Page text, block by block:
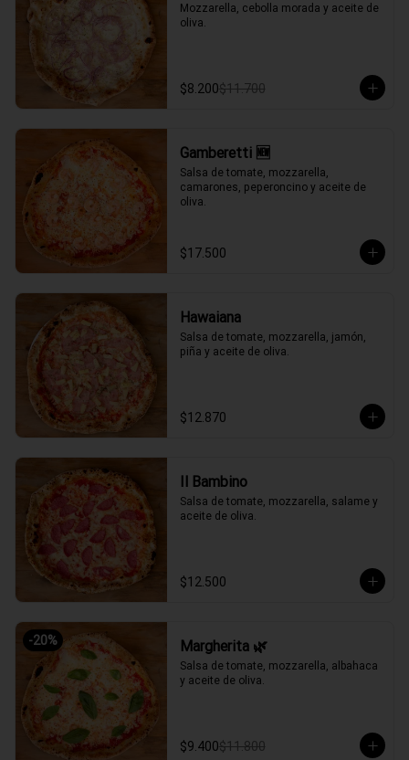
Mozzarella, cebolla morada y aceite de
oliva.
$8.200$11.700
Gamberetti 🆕
Salsa de tomate, mozzarella,
camarones, peperoncino y aceite de
oliva.
$17.500
Hawaiana
Salsa de tomate, mozzarella, jamón,
piña y aceite de oliva.
$12.870
Il Bambino
Salsa de tomate, mozzarella, salame y
aceite de oliva.
$12.500
-20% Margherita 🌿
Salsa de tomate, mozzarella, albahaca
y aceite de oliva.
$9.400$11.800